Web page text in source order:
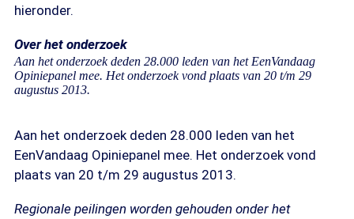
hieronder.
Over het onderzoek
Aan het onderzoek deden 28.000 leden van het EenVandaag
Opiniepanel mee. Het onderzoek vond plaats van 20 t/m 29
augustus 2013.
Aan het onderzoek deden 28.000 leden van het
EenVandaag Opiniepanel mee. Het onderzoek vond
plaats van 20 t/m 29 augustus 2013.
Regionale peilingen worden gehouden onder het